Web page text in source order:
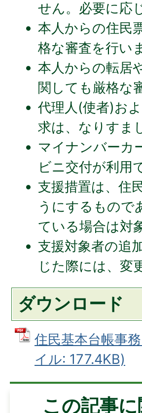
せん。必要に応
本⼈からの住⺠
格な審査を⾏い
本⼈からの転居
関しても厳格な
代理⼈(使者)お
求は、なりすま
マイナンバーカ
ビニ交付が利⽤
⽀援措置は、住
うにするもので
ている場合は対
⽀援対象者の追
じた際には、変
ダウンロード
住民基本台帳事
イル: 177.4KB)
この記事